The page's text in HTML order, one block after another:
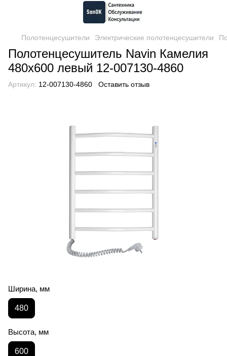
Полотенцесушители Электрические полотенцесушители
Полотенцесушитель Navin Камелия
480х600 левый 12-007130-4860
Артикул: 12-007130-4860 Оставить отзыв
Ширина, мм
480
Высота, мм
600